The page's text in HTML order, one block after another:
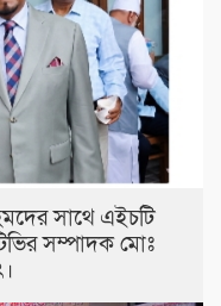
সাথে এইচটি
সম্পাদক মোঃ